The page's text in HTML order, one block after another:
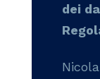
dei